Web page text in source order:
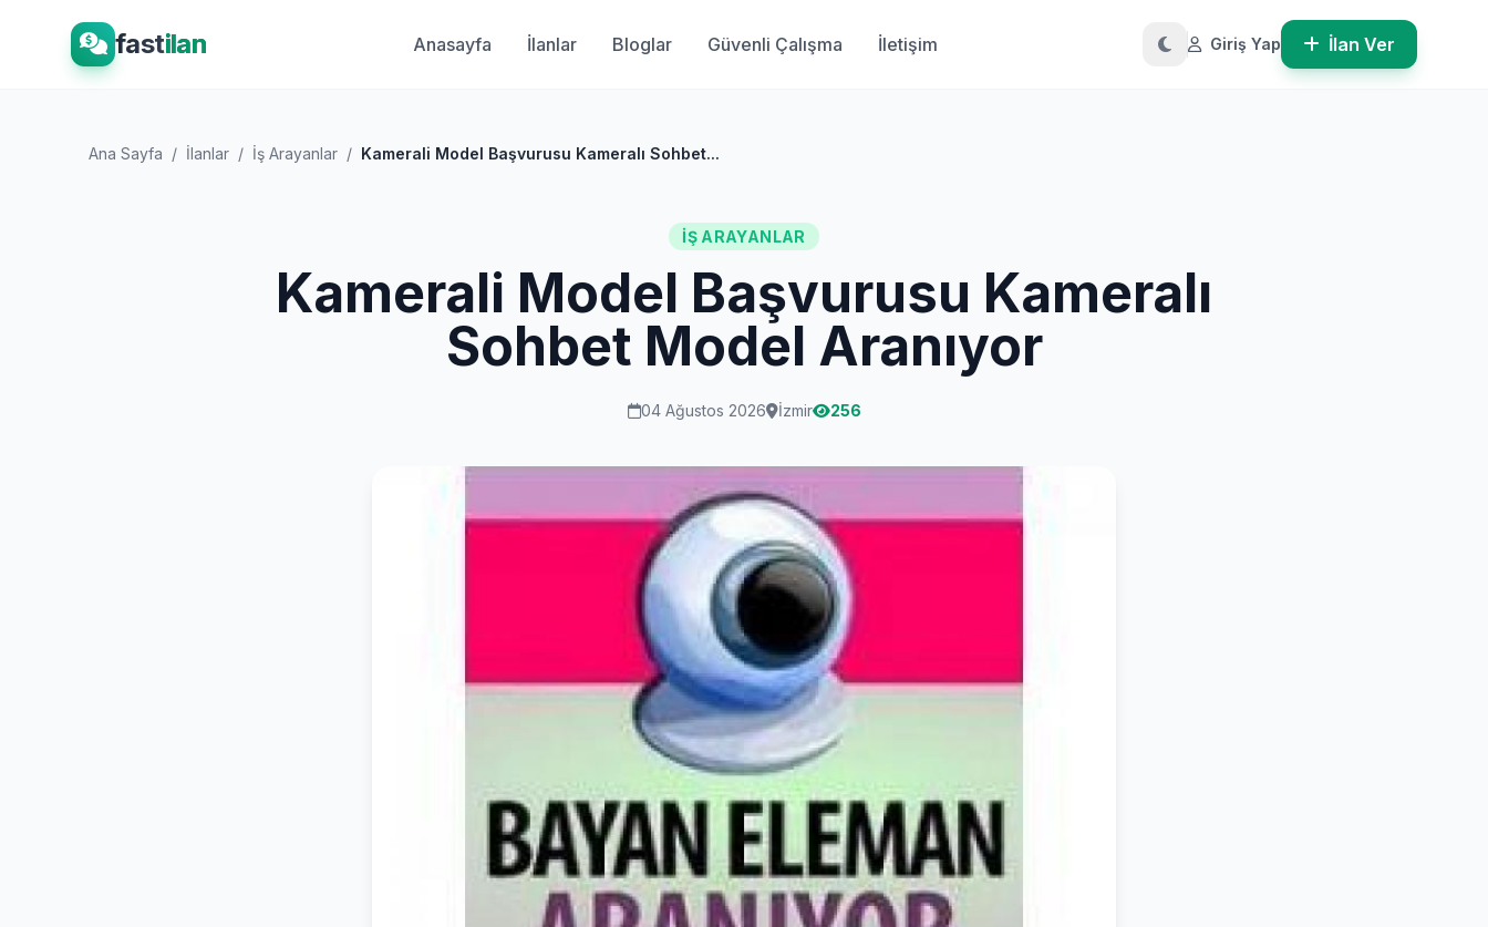
fastilan Anasayfa İlanlar Bloglar Güvenli Çalışma İletişim Giriş Yap İlan Ver
Ana Sayfa / İlanlar / İş Arayanlar / Kamerali Model Başvurusu Kameralı Sohbet...
İŞ ARAYANLAR
Kamerali Model Başvurusu Kameralı
Sohbet Model Aranıyor
04 Ağustos 2026 İzmir 256